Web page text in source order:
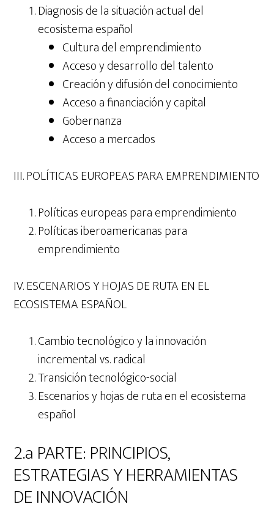
Diagnosis de la situación actual del
ecosistema español
Cultura del emprendimiento
Acceso y desarrollo del talento
Creación y difusión del conocimiento
Acceso a financiación y capital
Gobernanza
Acceso a mercados
III. POLÍTICAS EUROPEAS PARA EMPRENDIMIENTO
Políticas europeas para emprendimiento
Políticas iberoamericanas para
emprendimiento
IV. ESCENARIOS Y HOJAS DE RUTA EN EL
ECOSISTEMA ESPAÑOL
Cambio tecnológico y la innovación
incremental vs. radical
Transición tecnológico-social
Escenarios y hojas de ruta en el ecosistema
español
2.a PARTE: PRINCIPIOS,
ESTRATEGIAS Y HERRAMIENTAS
DE INNOVACIÓN